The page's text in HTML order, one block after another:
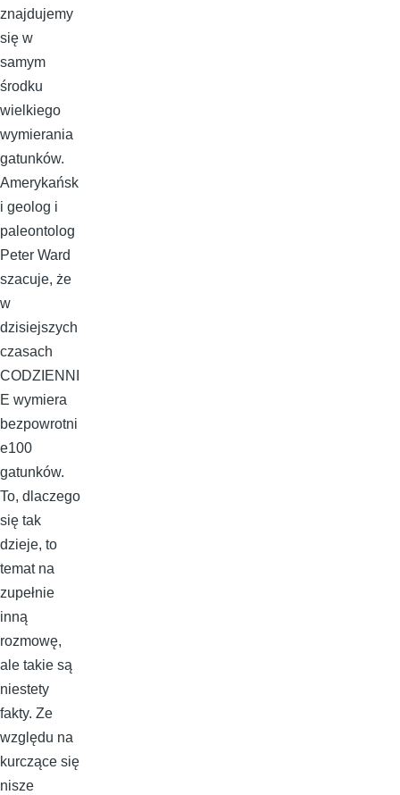
znajdujemy
się w
samym
środku
wielkiego
wymierania
gatunków.
Amerykańsk
i geolog i
paleontolog
Peter Ward
szacuje, że
w
dzisiejszych
czasach
CODZIENNI
E wymiera
bezpowrotni
e100
gatunków.
To, dlaczego
się tak
dzieje, to
temat na
zupełnie
inną
rozmowę,
ale takie są
niestety
fakty. Ze
względu na
kurczące się
nisze